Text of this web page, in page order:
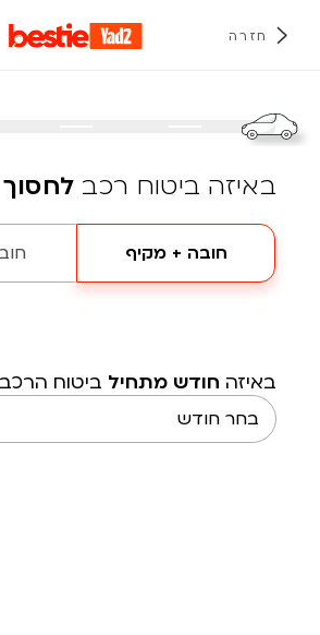
חזרה
באיזה ביטוח רכב
חובה + מקיף
באיזה חודש מתחיל ביטוח